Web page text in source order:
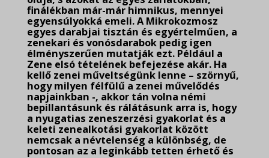
finálékban már-már himnikus, mennyei
egyensúlyokká emeli. A Mikrokozmosz
egyes darabjai tisztán és egyértelműen, a
zenekari és vonósdarabok pedig igen
élményszerűen mutatják ezt. Például a
Zene elsó tételének befejezése akár. Ha
kellő zenei műveltségünk lenne – szörnyű,
hogy milyen félfülű a zenei művelődés
napjainkban -, akkor tán volna némi
bepillantásunk és rálátásunk arra is, hogy
a nyugatias zeneszerzési gyakorlat és a
keleti zenealkotási gyakorlat között
nemcsak a névtelenség a különbség, de
pontosan az a leginkább tetten érhető és